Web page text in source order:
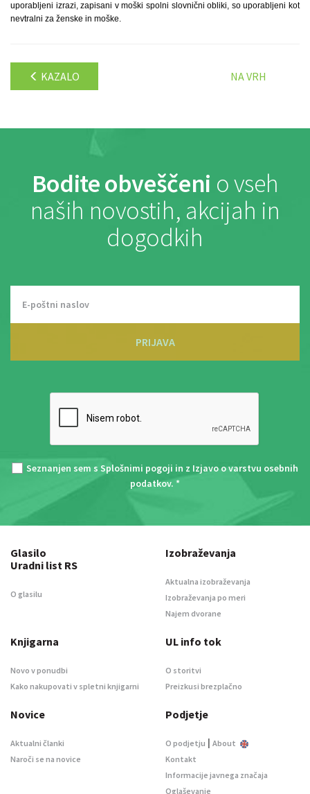
uporabljeni izrazi, zapisani v moški spolni slovnični obliki, so uporabljeni kot
nevtralni za ženske in moške.
KAZALO NA VRH
Bodite obveščeni o vseh
naših novostih, akcijah in
dogodkih
PRIJAVA
Seznanjen sem s Splošnimi pogoji in z Izjavo o varstvu osebnih
podatkov. *
Glasilo
Uradni list RS
O glasilu
Izobraževanja
Aktualna izobraževanja
Izobraževanja po meri
Najem dvorane
Knjigarna
Novo v ponudbi
Kako nakupovati v spletni knjigarni
UL info tok
O storitvi
Preizkusi brezplačno
Novice
Aktualni članki
Naroči se na novice
Podjetje
O podjetju | About
Kontakt
Informacije javnega značaja
Oglaševanje